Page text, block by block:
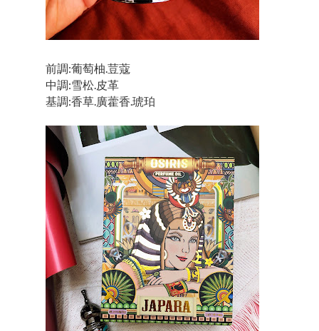
前調:葡萄柚.荳蔻
中調:雪松.皮革
基調:香草.廣藿香.琥珀